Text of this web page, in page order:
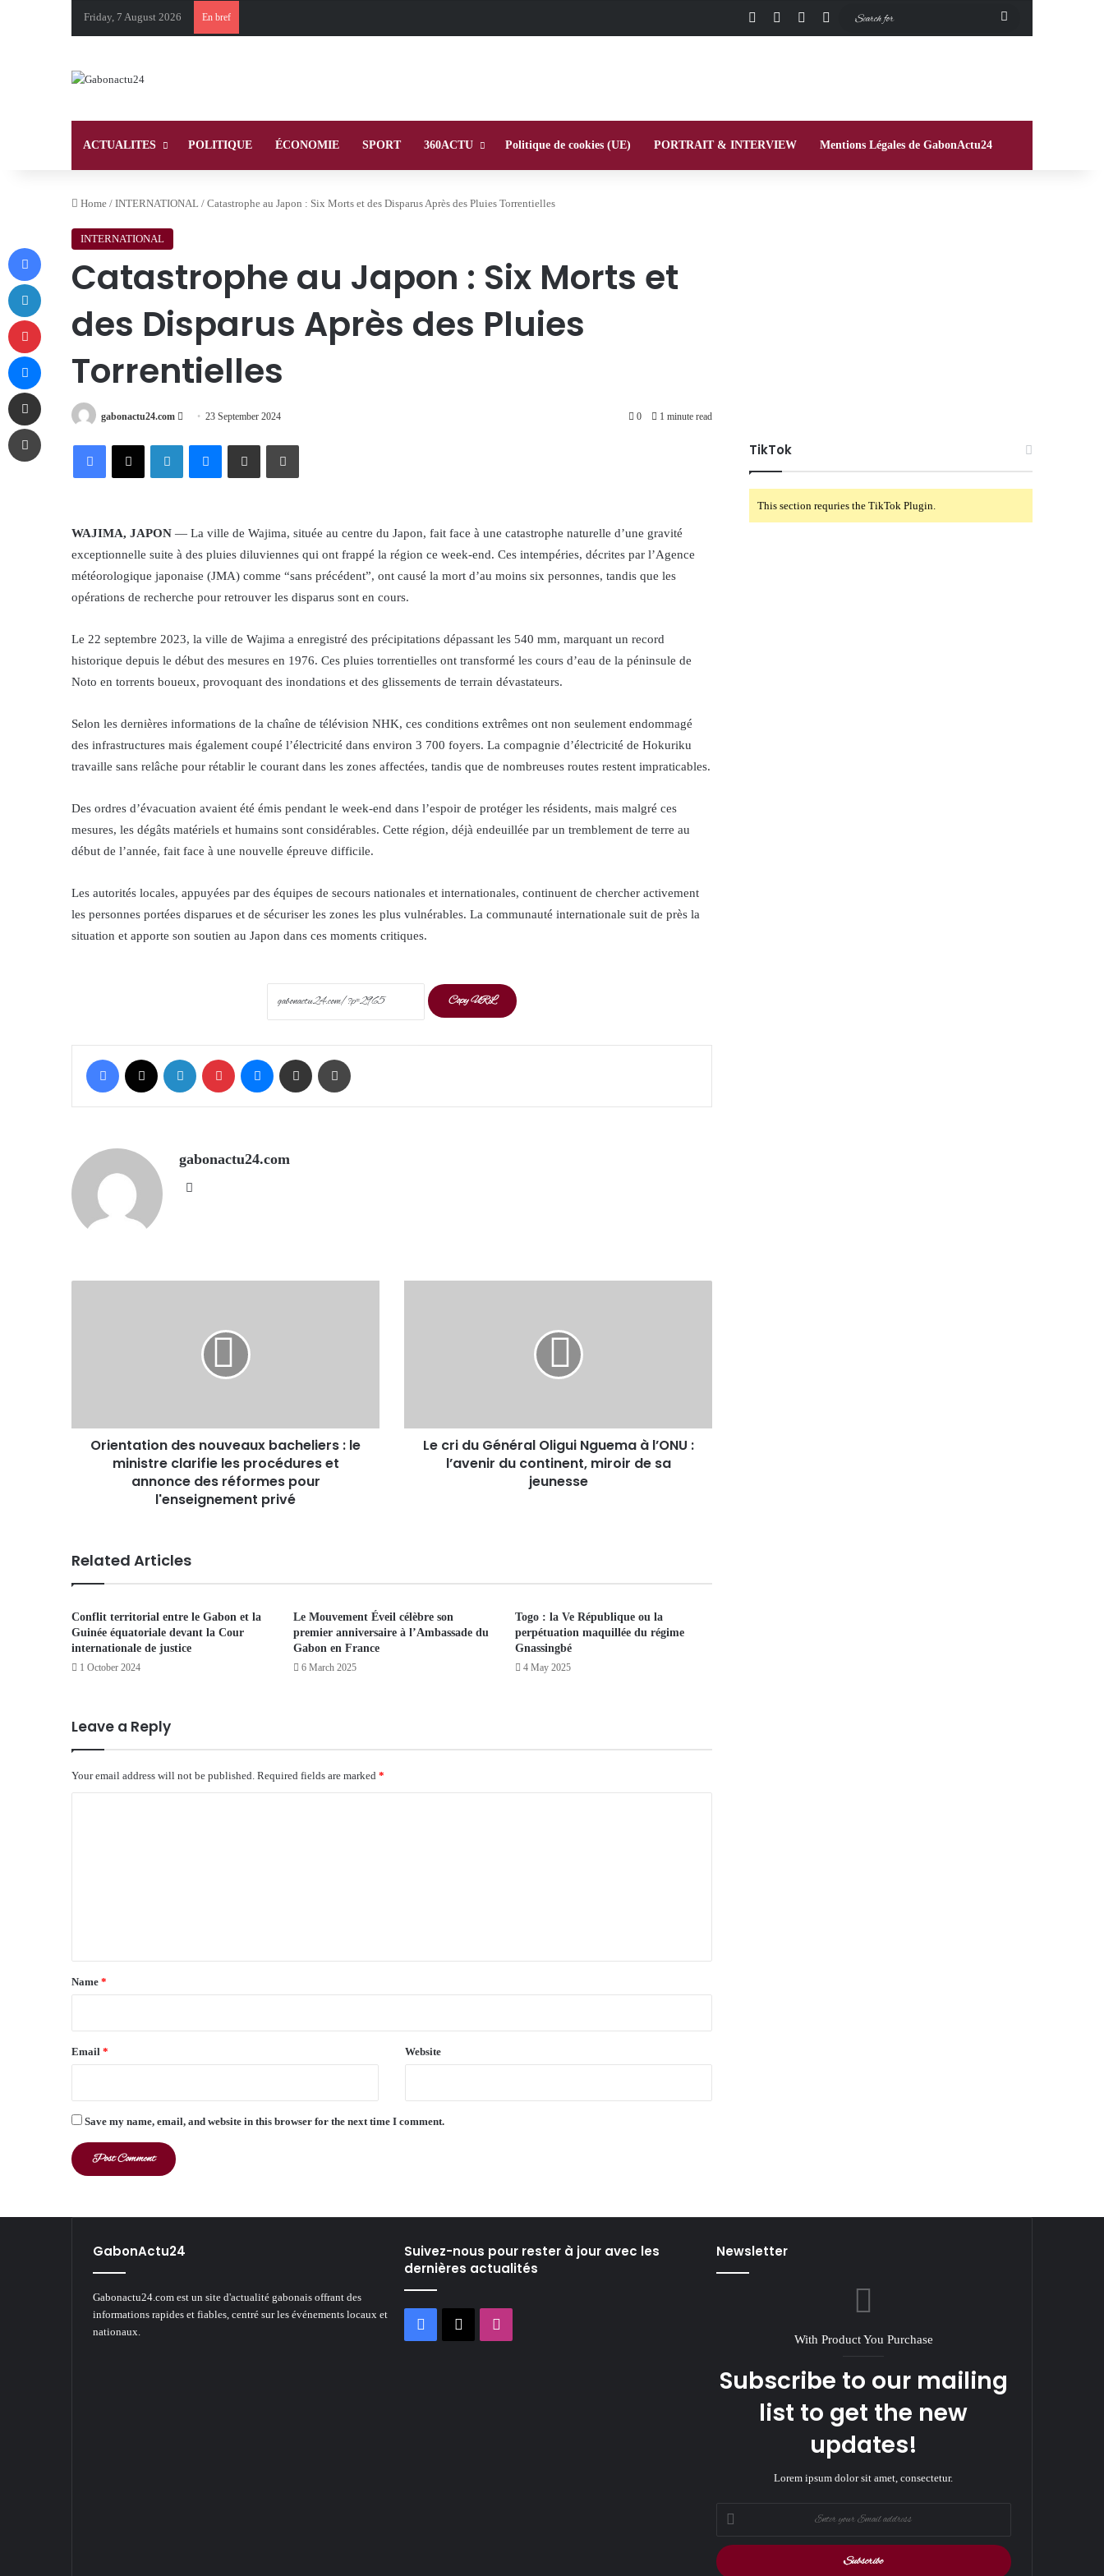
Friday, 7 August 2026 En bref Facebook InstagramSwitch skin
ACTUALITES POLITIQUE ÉCONOMIE SPORT 360ACTU Politique de cookies (UE) PORTRAIT & INTERVIEW Mentions Légales de GabonActu24
Home / INTERNATIONAL / Catastrophe au Japon : Six Morts et des Disparus Après des Pluies Torrentielles
INTERNATIONAL
Catastrophe au Japon : Six Morts et
des Disparus Après des Pluies
Torrentielles
gabonactu24.com
Send 23 September 2024 0 1 minute read
FacebookX LinkedInMessengerShare via Email Print
WAJIMA, JAPON — La ville de Wajima, située au centre du Japon, fait face à une catastrophe naturelle d’une gravité
exceptionnelle suite à des pluies diluviennes qui ont frappé la région ce week-end. Ces intempéries, décrites par l’Agence
météorologique japonaise (JMA) comme “sans précédent”, ont causé la mort d’au moins six personnes, tandis que les
opérations de recherche pour retrouver les disparus sont en cours.
Le 22 septembre 2023, la ville de Wajima a enregistré des précipitations dépassant les 540 mm, marquant un record
historique depuis le début des mesures en 1976. Ces pluies torrentielles ont transformé les cours d’eau de la péninsule de
Noto en torrents boueux, provoquant des inondations et des glissements de terrain dévastateurs.
Selon les dernières informations de la chaîne de télévision NHK, ces conditions extrêmes ont non seulement endommagé
des infrastructures mais également coupé l’électricité dans environ 3 700 foyers. La compagnie d’électricité de Hokuriku
travaille sans relâche pour rétablir le courant dans les zones affectées, tandis que de nombreuses routes restent impraticables.
Des ordres d’évacuation avaient été émis pendant le week-end dans l’espoir de protéger les résidents, mais malgré ces
mesures, les dégâts matériels et humains sont considérables. Cette région, déjà endeuillée par un tremblement de terre au
début de l’année, fait face à une nouvelle épreuve difficile.
Les autorités locales, appuyées par des équipes de secours nationales et internationales, continuent de chercher activement
les personnes portées disparues et de sécuriser les zones les plus vulnérables. La communauté internationale suit de près la
situation et apporte son soutien au Japon dans ces moments critiques.
Copy URL
Facebook LinkedIn Pinterest Messenger Share via Email
gabonactu24.com
Orientation des nouveaux bacheliers : le
ministre clarifie les procédures et
annonce des réformes pour
l'enseignement privé
Le cri du Général Oligui Nguema à l’ONU :
l’avenir du continent, miroir de sa
jeunesse
Related Articles
Conflit territorial entre le Gabon et la
Guinée équatoriale devant la Cour
internationale de justice
1 October 2024
Le Mouvement Éveil célèbre son
premier anniversaire à l’Ambassade du
Gabon en France
6 March 2025
Togo : la Ve République ou la
perpétuation maquillée du régime
Gnassingbé
4 May 2025
Leave a Reply
Your email address will not be published. Required fields are marked *
*
Name *
Email * Website
Save my name, email, and website in this browser for the next time I comment.
TikTok
This section requries the TikTok Plugin.
GabonActu24
Gabonactu24.com est un site d'actualité gabonais offrant des
informations rapides et fiables, centré sur les événements locaux et
nationaux.
Suivez-nous pour rester à jour avec les
dernières actualités
Facebook
X
Newsletter
With Product You Purchase
Subscribe to our mailing
list to get the new
updates!
Lorem ipsum dolor sit amet, consectetur.
Enter
your
Email
address
Facebook
LinkedIn
Pinterest